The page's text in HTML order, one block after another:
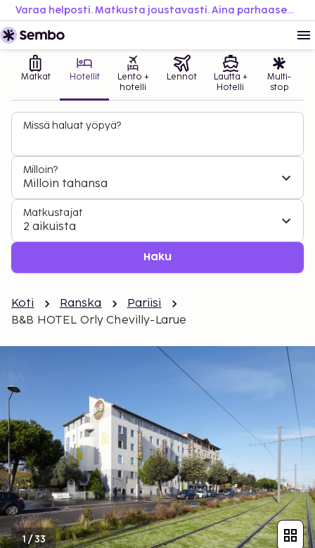
Varaa helposti. Matkusta joustavasti. Aina parhaaseen hintaan.
Matkat Hotellit
Lento +
hotelli
Lennot
Lautta +
Hotelli
Multi-
stop
Missä haluat yöpyä?
Milloin?
Milloin tahansa
Matkustajat
2 aikuista
Haku
Koti Ranska
Pariisi
B&B HOTEL Orly Chevilly-Larue
1/33